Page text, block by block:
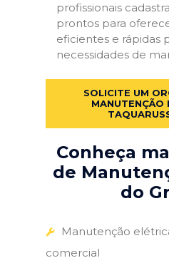
profissionais
prontos para
eficientes e rápidas
necessidades de
SOLICITE UM
MANUTENÇÃO
Conheça
de
do
Manutenção
comercial